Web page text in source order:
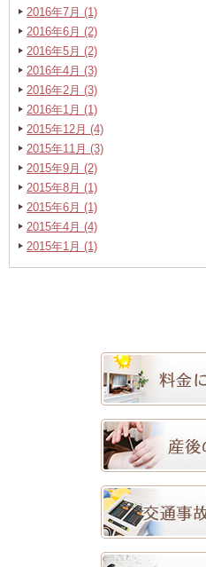
2016年7月 (1)
2016年6月 (2)
2016年5月 (2)
2016年4月 (3)
2016年2月 (3)
2016年1月 (1)
2015年12月 (4)
2015年11月 (3)
2015年9月 (2)
2015年8月 (1)
2015年6月 (1)
2015年4月 (4)
2015年1月 (1)